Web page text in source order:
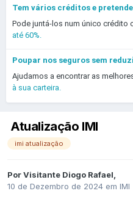
Tem vários créditos e
Pode juntá-los num único crédito
até 60%.
Poupar nos seguros sem
Ajudamos a encontrar as
à sua carteira.
Atualização IMI
imi atualização
PorVisitante Diogo Rafael,
10 de Dezembro de 2024 em IMI